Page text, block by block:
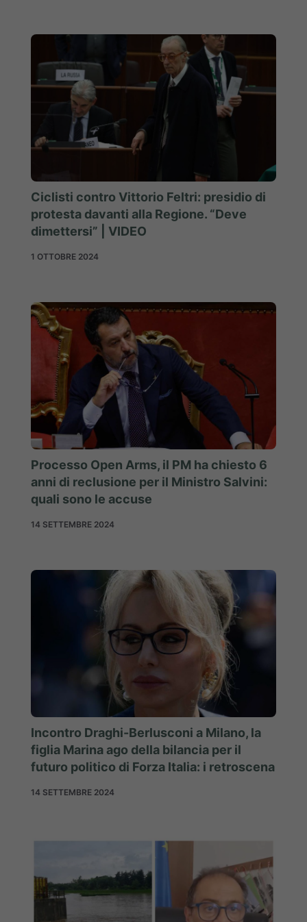
Ciclisti contro Vittorio Feltri: presidio di
protesta davanti alla Regione. “Deve
dimettersi” | VIDEO
1 OTTOBRE 2024
Processo Open Arms, il PM ha chiesto 6
anni di reclusione per il Ministro Salvini:
quali sono le accuse
14 SETTEMBRE 2024
Incontro Draghi-Berlusconi a Milano, la
figlia Marina ago della bilancia per il
futuro politico di Forza Italia: i retroscena
14 SETTEMBRE 2024